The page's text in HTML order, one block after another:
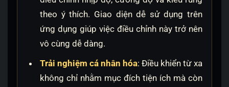
theo ý thích. Giao diện dễ sử dụng trên
ứng dụng giúp việc điều chỉnh này trở nên
vô cùng dễ dàng.
Trải nghiệm cá nhân hóa: Điều khiển từ xa
không chỉ nhằm mục đích tiện ích mà còn